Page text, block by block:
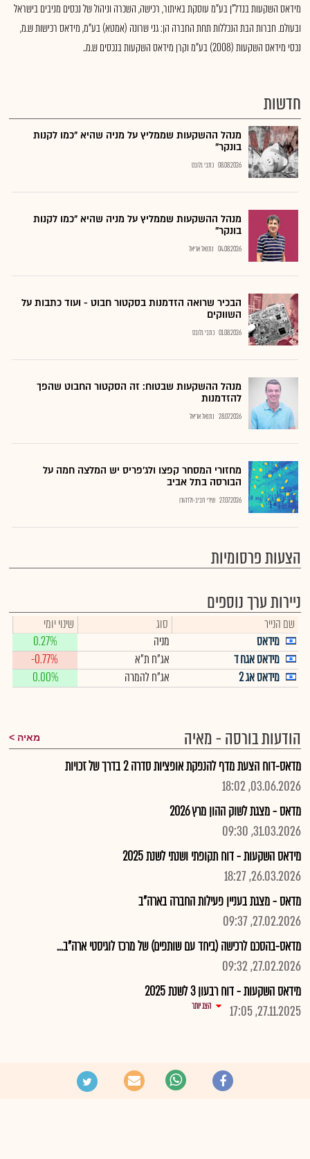
מידאס השקעות בנדל"ן בע"מ עוסקת באיתור, רכישה, השכרה וניהול של נכסים מניבים בישראל
ובעולם. חברות הבת הנכללות תחת החברה הן: גני שרונה (אמטא) בע"מ, מידאס רכישות ש.מ,
נכסי מידאס השקעות (2008) בע"מ וקרן מידאס השקעות בנכסים ש.מ..
חדשות
מנהל ההשקעות שממליץ על מניה שהיא "כמו לקנות
בונקר"
08.08.2026 כתבי גלובס
מנהל ההשקעות שממליץ על מניה שהיא "כמו לקנות
בונקר"
04.08.2026 נתנאל אריאל
הבכיר שרואה הזדמנות בסקטור חבוט - ועוד כתבות על
השווקים
01.08.2026 כתבי גלובס
מנהל ההשקעות שבטוח: זה הסקטור החבוט שהפך
להזדמנות
28.07.2026 נתנאל אריאל
מחזורי המסחר קפצו ולג'פריס יש המלצה חמה על
הבורסה בתל אביב
27.07.2026 שירי חביב-ולדהורן
הצעות פרסומיות
ניירות ערך נוספים
שם הנייר סוג
שינוי יומי
מידאס
מניה
0.27%
מידאס אגח ד
אג"ח ת"א
-0.77%
מידאס אג 2
אג"ח להמרה 0.00%
הודעות בורסה - מאיה מאיה
מדאס-דוח הצעת מדף להנפקת אופציות סדרה 2 בדרך של זכויות
03.06.2026, 18:02
מדאס - מצגת לשוק ההון מרץ 2026
31.03.2026, 09:30
מידאס השקעות - דוח תקופתי ושנתי לשנת 2025
26.03.2026, 18:27
מדאס - מצגת בעניין פעילות החברה בארה"ב
27.02.2026, 09:37
מדאס-בהסכם לרכישה (ביחד עם שותפים) של מרכז לוגיסטי ארה"ב...
27.02.2026, 09:32
מידאס השקעות - דוח רבעון 3 לשנת 2025
27.11.2025, 17:05
הצג יותר